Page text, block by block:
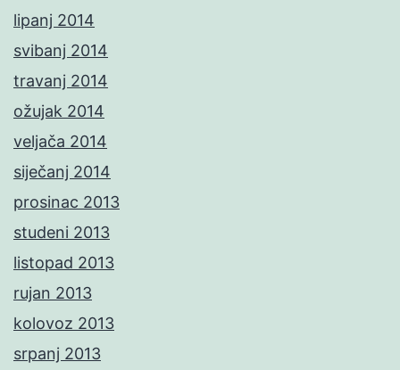
lipanj 2014
svibanj 2014
travanj 2014
ožujak 2014
veljača 2014
siječanj 2014
prosinac 2013
studeni 2013
listopad 2013
rujan 2013
kolovoz 2013
srpanj 2013